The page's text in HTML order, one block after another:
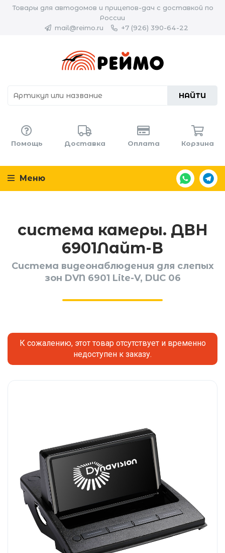
Товары для автодомов и прицепов-дач с доставкой по
России
mail@reimo.ru
+7 (926) 390-64-22
НАЙТИ
Помощь Доставка Оплата Корзина
Меню
система камеры. ДВН
6901Лайт-В
Система видеонаблюдения для слепых
зон DVN 6901 Lite-V, DUC 06
К сожалению, этот товар отсутствует и временно
недоступен к заказу.